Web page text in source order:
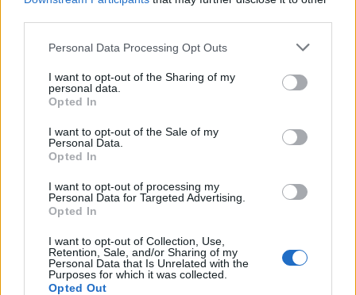
Please note that this website/app uses one or more Google
not limited to your visit or usage behaviour. You may click to
grant or deny consent to Google and its third-party tags to
use your data for below specified purposes in below Google
consent section.
Personal Data Processing Opt Outs
I want to opt-out of the Sharing of my
personal data.
Opted In
I want to opt-out of the Sale of my
Personal Data.
Opted In
I want to opt-out of processing my
Personal Data for Targeted Advertising.
Opted In
I want to opt-out of Collection, Use,
Retention, Sale, and/or Sharing of my
Personal Data that Is Unrelated with the
Purposes for which it was collected.
Opted Out
gondolom, a háttérben nem azok mozgatják a
leváltásomat indítványozták. Ők csak szánalmas és
haszonleső mellékszereplők a történetben, ráadásul
emberek nem járnak színházba, képzőművészeti
kiállításra, és nem olvasnak. Nemhogy
felügyelőbizottság jelentését sem. Kohári
Nándornak fogalma sem volt, mi áll az előadó-
a posztot. Három negyedév alapján állítják, hogy
veszteséges a szabadtéri, mert az egész éves
eredmény alapján ezt már nem állíthatnák."